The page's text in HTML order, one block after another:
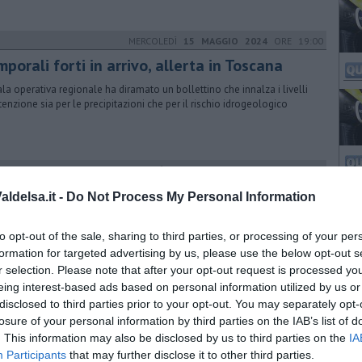
- Do Not Process My Personal Information
opt-out of the sale, sharing to third parties, or processing of your
for targeted advertising by us, please use the below opt-out
selection. Please note that after your opt-out request is processed
interest-based ads based on personal information utilized by us
to third parties prior to your opt-out. You may separately
of your personal information by third parties on the IAB’s list of
This information may also be disclosed by us to third parties on the
Participants that may further disclose it to other third parties.
MERCOLEDÌ 15 MAGGIO 2024 ORE 19:00
forti in arrivo, allerta in Toscana
operativa regionale ha diramato un bollettino che innalza i livelli
sia per le precipitazioni che per il rischio idrogeologico
MERCOLEDÌ25 NOVEMBRE 2020ORE 16:20
fiscale “congela” le tasse
rosse. Lapini: “Bene ma non basta”
GIOVEDÌ 09 NOVEMBRE 2023ORE 22:00
nubifragi, tutto il sistema in stato
sono attesi anche sulle zone alluvionate, dove la popolazione
per il peggioramento delle condizioni meteo. Le previsioni